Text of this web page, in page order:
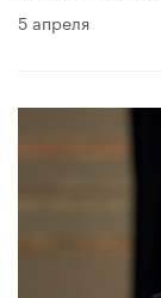
5 апреля